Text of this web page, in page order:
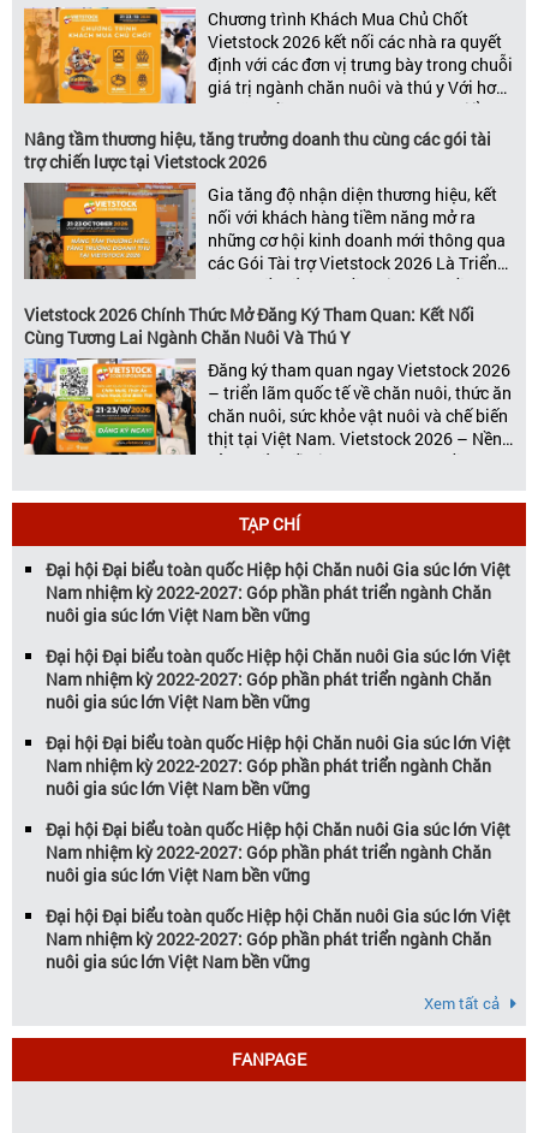
Chương trình Khách Mua Chủ Chốt
Vietstock 2026 kết nối các nhà ra quyết
định với các đơn vị trưng bày trong chuỗi
giá trị ngành chăn nuôi và thú y Với hơn
20 năm đồng hành cùng sự phát triển
của ngành chăn nuôi Việt Nam,
Vietstock đã khẳng định vị thế là triển […]
Nâng tầm thương hiệu, tăng trưởng doanh thu cùng các gói tài
trợ chiến lược tại Vietstock 2026
Gia tăng độ nhận diện thương hiệu, kết
nối với khách hàng tiềm năng mở ra
những cơ hội kinh doanh mới thông qua
các Gói Tài trợ Vietstock 2026 Là Triển
lãm Quốc tế hàng đầu Việt Nam về
chuyên ngành Chăn nuôi, Thức ăn chăn
nuôi và Chế biến thịt, Vietstock Expo &
Vietstock 2026 Chính Thức Mở Đăng Ký Tham Quan: Kết Nối
Cùng Tương Lai Ngành Chăn Nuôi Và Thú Y
Đăng ký tham quan ngay Vietstock 2026
– triển lãm quốc tế về chăn nuôi, thức ăn
chăn nuôi, sức khỏe vật nuôi và chế biến
thịt tại Việt Nam. Vietstock 2026 – Nền
Tảng Kết Nối Kinh Doanh Hàng Đầu Cho
ngày 21 – 23 […]
TẠP CHÍ
Đại hội Đại biểu toàn quốc Hiệp hội Chăn nuôi Gia súc lớn Việt
Nam nhiệm kỳ 2022-2027: Góp phần phát triển ngành Chăn
nuôi gia súc lớn Việt Nam bền vững
Đại hội Đại biểu toàn quốc Hiệp hội Chăn nuôi Gia súc lớn Việt
Nam nhiệm kỳ 2022-2027: Góp phần phát triển ngành Chăn
nuôi gia súc lớn Việt Nam bền vững
Đại hội Đại biểu toàn quốc Hiệp hội Chăn nuôi Gia súc lớn Việt
Nam nhiệm kỳ 2022-2027: Góp phần phát triển ngành Chăn
nuôi gia súc lớn Việt Nam bền vững
Đại hội Đại biểu toàn quốc Hiệp hội Chăn nuôi Gia súc lớn Việt
Nam nhiệm kỳ 2022-2027: Góp phần phát triển ngành Chăn
nuôi gia súc lớn Việt Nam bền vững
Đại hội Đại biểu toàn quốc Hiệp hội Chăn nuôi Gia súc lớn Việt
Nam nhiệm kỳ 2022-2027: Góp phần phát triển ngành Chăn
nuôi gia súc lớn Việt Nam bền vững
Xem tất cả
FANPAGE